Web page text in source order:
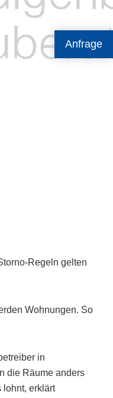
Anfrage
Regeln gelten
Wohnungen. So
in
die Räume anders
lohnt, erklärt